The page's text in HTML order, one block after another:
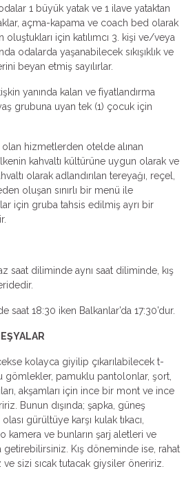
1 büyük yatak ve 1 ilave yataktan
açma-kapama ve coach bed olarak
oluştukları için katılımcı 3. kişi ve/veya
odalarda yaşanabilecek sıkışıklık ve
beyan etmiş sayılırlar.
yanında kalan ve fiyatlandırma
grubuna uyan tek (1) çocuk için
hizmetlerden otelde alınan
kahvaltı kültürüne uygun olarak ve
olarak adlandırılan tereyağı, reçel,
oluşan sınırlı bir menü ile
için gruba tahsis edilmiş ayrı bir
saat diliminde aynı saat diliminde, kış
saat 18:30 iken Balkanlar’da 17:30’dur.
kolayca giyilip çıkarılabilecek t-
gömlekler, pamuklu pantolonlar, şort,
akşamları için ince bir mont ve ince
Bunun dışında; şapka, güneş
gürültüye karşı kulak tıkacı,
kamera ve bunların şarj aletleri ve
getirebilirsiniz. Kış döneminde ise, rahat
sizi sıcak tutacak giysiler öneririz.